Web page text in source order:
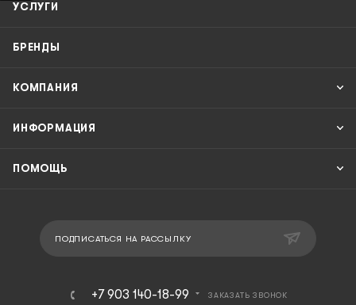
УСЛУГИ
БРЕНДЫ
КОМПАНИЯ
ИНФОРМАЦИЯ
ПОМОЩЬ
ПОДПИСАТЬСЯ НА РАССЫЛКУ
+7 903 140-18-99 ЗАКАЗАТЬ ЗВОНОК